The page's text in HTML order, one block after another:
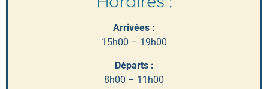
Arrivées :
15h00 – 19h00
Départs :
8h00 – 11h00